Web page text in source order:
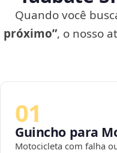
Quando você
próximo”, o nosso
01
Guincho para
Motocicleta com falha